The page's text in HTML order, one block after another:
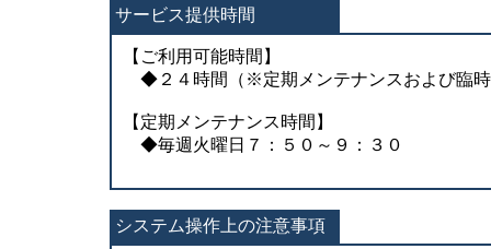
サービス提供時間
【ご利用可能時間】
◆２４時間（※定期メンテナンスおよび臨時
【定期メンテナンス時間】
◆毎週火曜日７：５０～９：３０
システム操作上の注意事項